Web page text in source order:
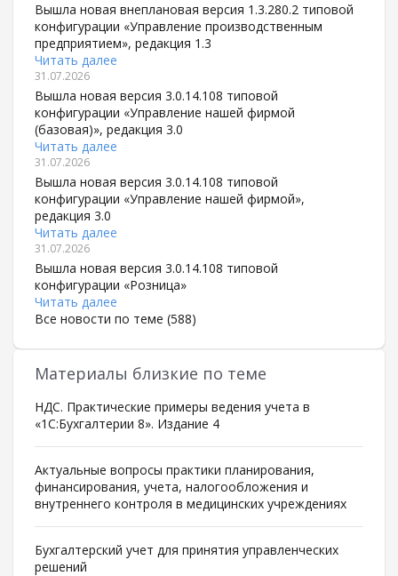
Материалы близкие по теме
НДС. Практические примеры ведения учета в
«1С:Бухгалтерии 8». Издание 4
Актуальные вопросы практики планирования,
финансирования, учета, налогообложения и
внутреннего контроля в медицинских учреждениях
Бухгалтерский учет для принятия управленческих
решений
Вышла новая внеплановая версия 1.3.280.2 типовой
конфигурации «Управление производственным
предприятием», редакция 1.3
Читать далее
31.07.2026
Вышла новая версия 3.0.14.108 типовой
конфигурации «Управление нашей фирмой
(базовая)», редакция 3.0
Читать далее
31.07.2026
Вышла новая версия 3.0.14.108 типовой
конфигурации «Управление нашей фирмой»,
редакция 3.0
Читать далее
31.07.2026
Вышла новая версия 3.0.14.108 типовой
конфигурации «Розница»
Читать далее
Все новости по теме (588)